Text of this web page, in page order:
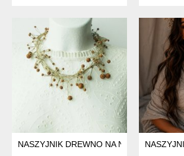
NASZYJNIK DREWNO NA NATURALNYM